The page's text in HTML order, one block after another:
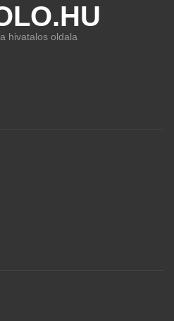
hivatalos oldala